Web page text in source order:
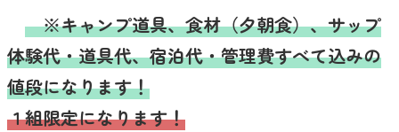
※キャンプ道具、食材（夕朝食）、サップ
体験代・道具代、宿泊代・管理費すべて込みの
値段になります！
１組限定になります！